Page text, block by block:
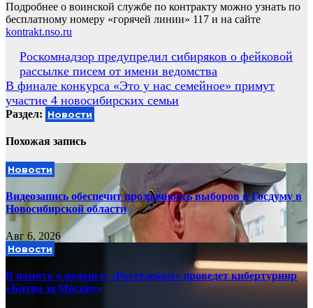
Подробнее о воинской службе по контракту можно узнать по
бесплатному номеру «горячей линии» 117 и на сайте
kontrakt.nso.ru
Навигация
по
записям
Роскомнадзор предупредил сибиряков о фейковой
рассылке писем от имени ведомства
В финале конкурса «Это у нас семейное» примут
участие 4 новосибирских семьи
Раздел: Новости
Похожая запись
Новости
Видеозапись обеспечит прозрачность выборов в Госдуму в
Новосибирской области
Авг 6, 2026
Новости
В память о подвиге: «Ростелеком» проведет кибертурнир
«Битва за Москву»